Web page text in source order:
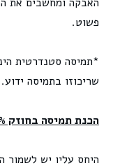
פשוט.
*תמיסה סטנדרטית
שריכוזו בתמיסה ידוע.
הכנת תמיסה בחוזק 10%:
היחס עליו יש לשמור הוא 1